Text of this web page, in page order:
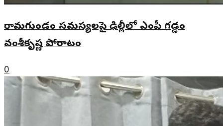
రామగుండం సమస్యలపై ఢిల్లీలో ఎంపీ గడ్డం
వంశీకృష్ణ పోరాటం
0